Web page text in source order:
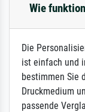
Wie
Die
ist einfach und
bestimmen Sie
Druckmedium
passende